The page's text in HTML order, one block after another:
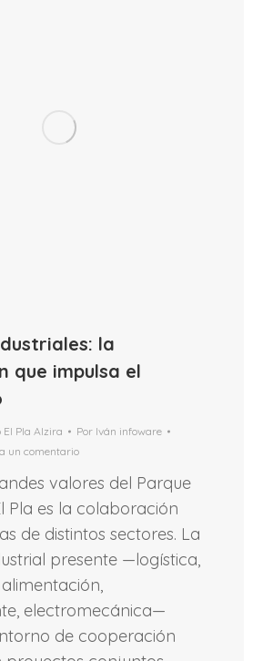
la
que impulsa el
El Pla Alzira Por Iván infoware
un comentario
valores del Parque
Pla es la colaboración
de distintos sectores. La
presente —logística,
electromecánica—
de cooperación